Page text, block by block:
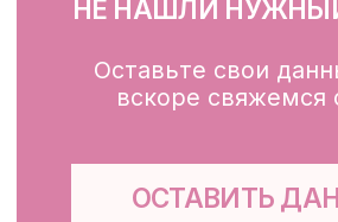
Для зоны вокруг глаз
Маски
Для тела, губ, рук
КЛИЕНТАМ